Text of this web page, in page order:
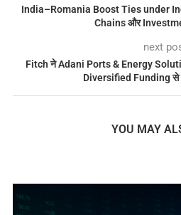
India–Romania Boost Ties under
Chains और
next
Fitch ने Adani Ports & Energy
Diversified Funding से
YOU MAY